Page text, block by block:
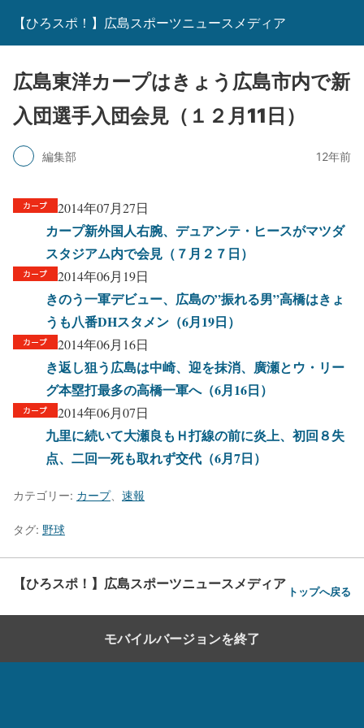
【ひろスポ！】広島スポーツニュースメディア
広島東洋カープはきょう広島市内で新
入団選手入団会見（１２月11日）
編集部 12年前
2014年07月27日
カープ新外国人右腕、デュアンテ・ヒースがマツダ
スタジアム内で会見（７月２７日）
2014年06月19日
きのう一軍デビュー、広島の”振れる男”高橋はきょ
うも八番DHスタメン（6月19日）
2014年06月16日
き返し狙う広島は中崎、迎を抹消、廣瀬とウ・リー
グ本塁打最多の高橋一軍へ（6月16日）
2014年06月07日
九里に続いて大瀬良もＨ打線の前に炎上、初回８失
点、二回一死も取れず交代（6月7日）
カテゴリー: カープ、 速報
タグ: 野球
【ひろスポ！】広島スポーツニュースメディア トップへ戻る
モバイルバージョンを終了